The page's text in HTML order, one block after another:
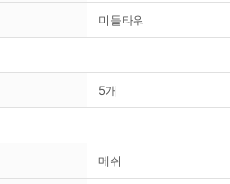
미들타워
5개
메쉬